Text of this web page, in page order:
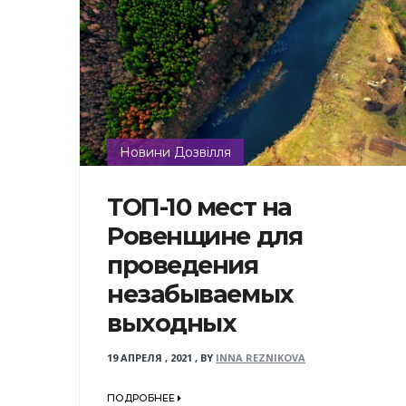
Новини Дозвілля
ТОП-10 мест на
Ровенщине для
проведения
незабываемых
выходных
19 АПРЕЛЯ , 2021 , BY INNA REZNIKOVA
ПОДРОБНЕЕ